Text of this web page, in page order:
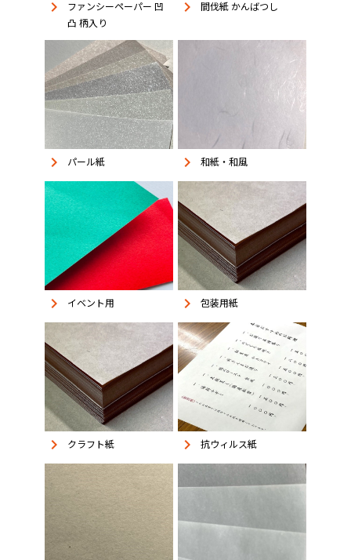
keyboard_arrow_right
ファンシーペーパー 凹
凸 柄入り
keyboard_arrow_right 間伐紙 かんばつし
keyboard_arrow_right パール紙 keyboard_arrow_right 和紙・和風
keyboard_arrow_right イベント用 keyboard_arrow_right 包装用紙
keyboard_arrow_right クラフト紙 keyboard_arrow_right 抗ウィルス紙